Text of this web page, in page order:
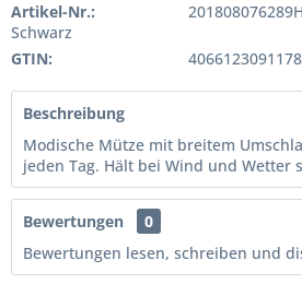
Artikel-Nr.:
Schwarz
GTIN:
4066123091178
Beschreibung
Modische Mütze mit breitem
jeden Tag. Hält bei Wind und Wetter
Bewertungen
0
Bewertungen lesen, schreiben und